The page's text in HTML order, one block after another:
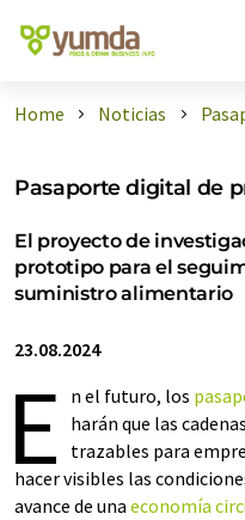
Home Noticias
Pasaporte digital de
El proyecto de
prototipo para el
suministro alimentario
23.08.2024
E n el futuro, los
harán que las
trazables para
hacer visibles las
avance de una economía